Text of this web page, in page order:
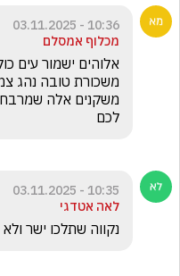
10:36 - 03.11.2025
מכלוף אמסלם
לכם
10:35 - 03.11.2025
לאה אטדגי
נקווה שתלכו ישר